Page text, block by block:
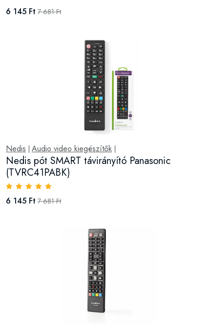
6 145 Ft 7 681 Ft
Nedis Audio video kiegészítők
Nedis pót SMART távirányító Panasonic
(TVRC41PABK)
6 145 Ft 7 681 Ft